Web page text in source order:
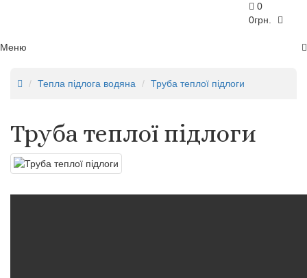
0
0грн.
Меню
Тепла підлога водяна Труба теплої підлоги
Труба теплої підлоги